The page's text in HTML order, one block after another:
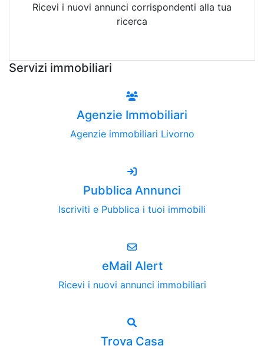
Ricevi i nuovi annunci corrispondenti alla tua
ricerca
Servizi immobiliari
Agenzie Immobiliari
Agenzie immobiliari Livorno
Pubblica Annunci
Iscriviti e Pubblica i tuoi immobili
eMail Alert
Ricevi i nuovi annunci immobiliari
Trova Casa